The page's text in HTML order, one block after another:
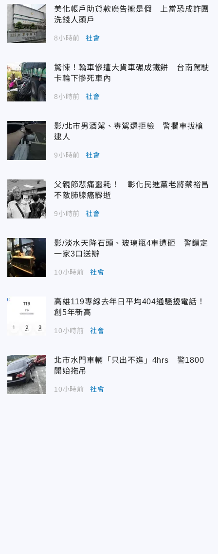
美化帳戶助貸款廣告攏是假 上當恐成詐團
洗錢人頭戶
8小時前 社會
驚悚！轎車慘遭大貨車碾成鐵餅 台南駕駛
卡輪下慘死車內
8小時前 社會
影/北市男酒駕、毒駕還拒檢 警攔車拔槍
逮人
9小時前 社會
父親節悲痛噩耗！ 彰化民進黨老將蔡裕昌
不敵肺腺癌驟逝
9小時前 社會
影/淡水天降石頭、玻璃瓶4車遭砸 警鎖定
一家3口送辦
10小時前 社會
高雄119專線去年日平均404通騷擾電話！
創5年新高
10小時前 社會
北市水門車輛「只出不進」4hrs 警1800
開始拖吊
10小時前 社會